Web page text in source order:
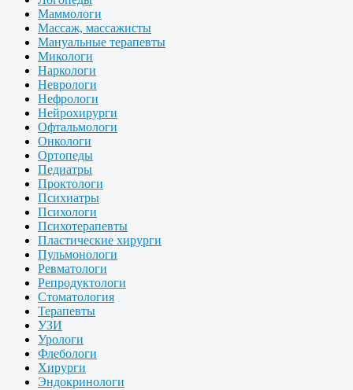
Маммологи
Массаж, массажисты
Мануальные терапевты
Микологи
Наркологи
Неврологи
Нефрологи
Нейрохирурги
Офтальмологи
Онкологи
Ортопеды
Педиатры
Проктологи
Психиатры
Психологи
Психотерапевты
Пластические хирурги
Пульмонологи
Ревматологи
Репродуктологи
Стоматология
Терапевты
УЗИ
Урологи
Флебологи
Хирурги
Эндокринологи